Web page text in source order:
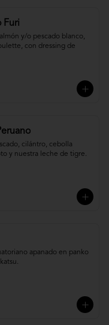
Furi
y/o pescado blanco,
con dressing de
cilántro, cebolla
y nuestra leche de tigre.
apanado en panko